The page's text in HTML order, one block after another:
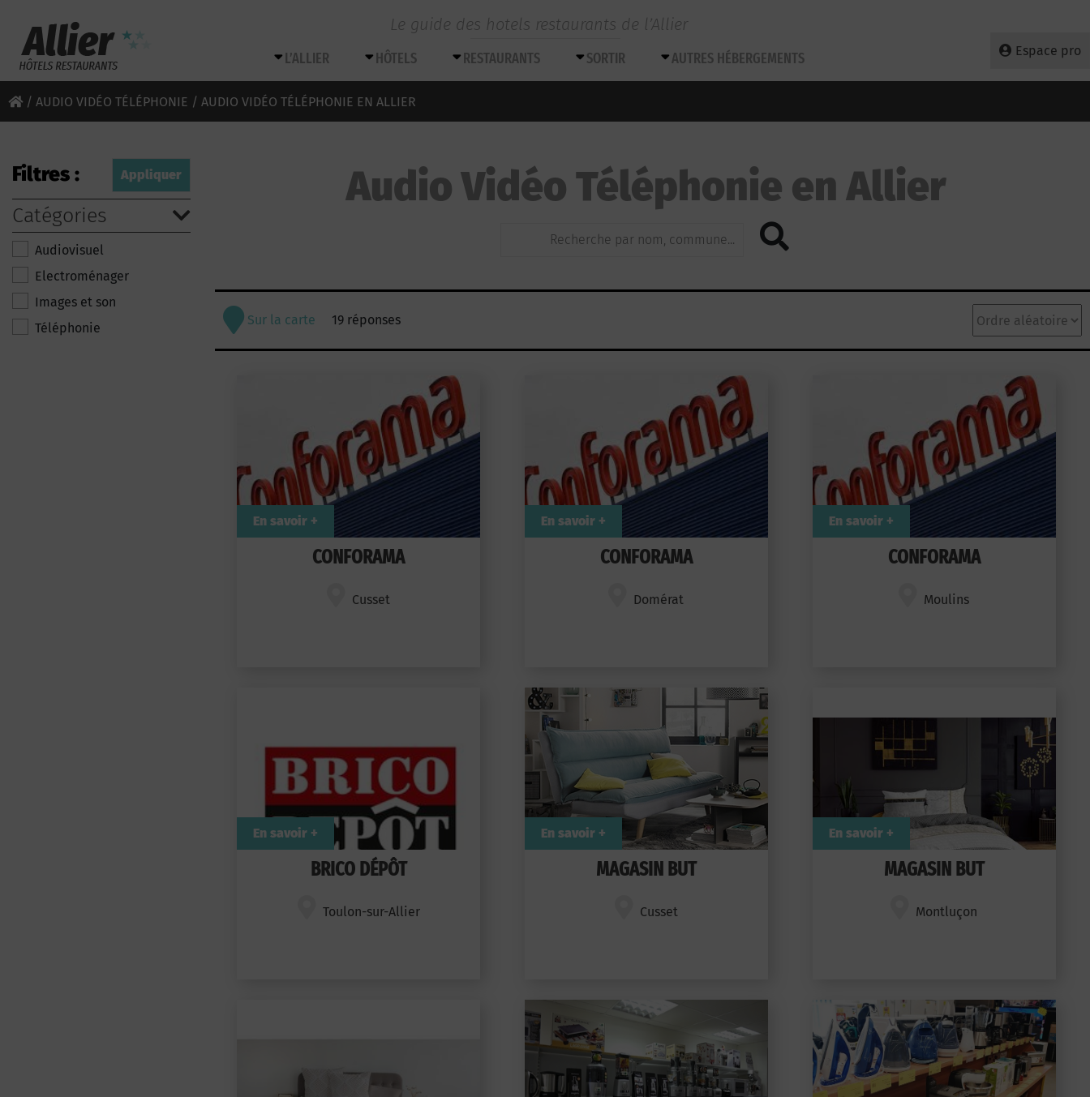
Le guide des hotels restaurants de l’Allier
Espace pro
L’ALLIER HÔTELS RESTAURANTS SORTIR AUTRES HÉBERGEMENTS
/ AUDIO VIDÉO TÉLÉPHONIE / AUDIO VIDÉO TÉLÉPHONIE EN ALLIER
Filtres :
Catégories
Audiovisuel
Electroménager
Images et son
Téléphonie
Audio Vidéo Téléphonie en Allier
Sur la carte 19 réponses
CONFORAMA
Cusset
En savoir +
CONFORAMA
Domérat
En savoir +
CONFORAMA
Moulins
En savoir +
BRICO DÉPÔT
Toulon-sur-Allier
En savoir +
MAGASIN BUT
Cusset
En savoir +
MAGASIN BUT
Montluçon
En savoir +